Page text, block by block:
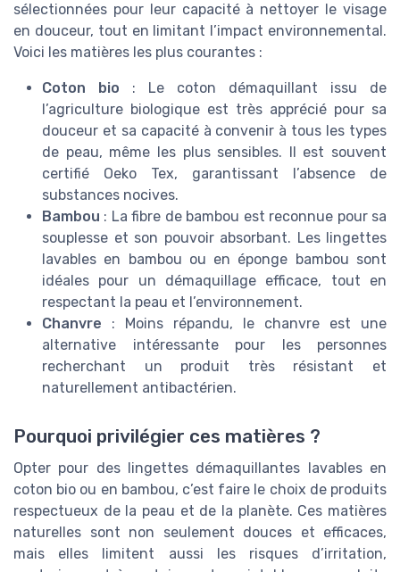
sélectionnées pour leur capacité à nettoyer le visage
en douceur, tout en limitant l’impact environnemental.
Voici les matières les plus courantes :
Coton bio : Le coton démaquillant issu de
l’agriculture biologique est très apprécié pour sa
douceur et sa capacité à convenir à tous les types
de peau, même les plus sensibles. Il est souvent
certifié Oeko Tex, garantissant l’absence de
substances nocives.
Bambou : La fibre de bambou est reconnue pour sa
souplesse et son pouvoir absorbant. Les lingettes
lavables en bambou ou en éponge bambou sont
idéales pour un démaquillage efficace, tout en
respectant la peau et l’environnement.
Chanvre : Moins répandu, le chanvre est une
alternative intéressante pour les personnes
recherchant un produit très résistant et
naturellement antibactérien.
Pourquoi privilégier ces matières ?
Opter pour des lingettes démaquillantes lavables en
coton bio ou en bambou, c’est faire le choix de produits
respectueux de la peau et de la planète. Ces matières
naturelles sont non seulement douces et efficaces,
mais elles limitent aussi les risques d’irritation,